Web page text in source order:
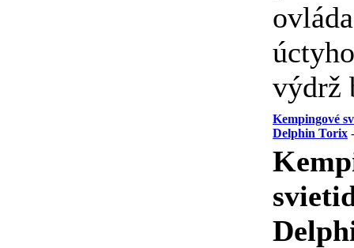
výdrž
Kempingové
Delphin Torix